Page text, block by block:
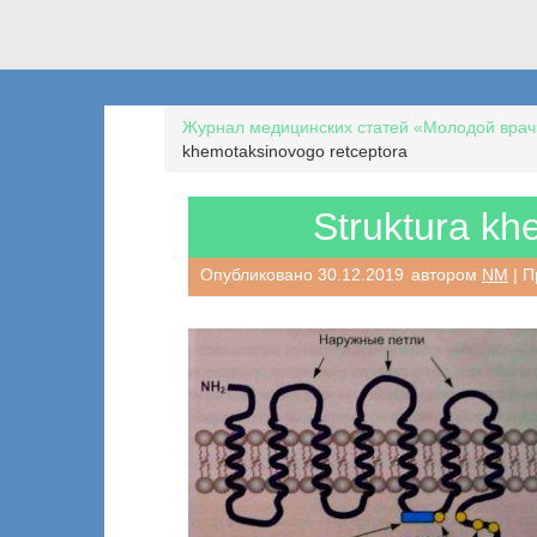
Журнал медицинских статей «Молодой
khemotaksinovogo retceptora
Struktura
Опубликовано 30.12.2019 автором NM |